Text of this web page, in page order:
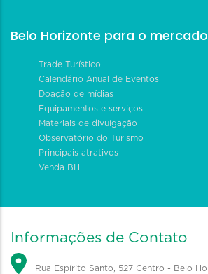
Belo Horizonte para o mercado
Trade Turístico
Calendário Anual de Eventos
Doação de mídias
Equipamentos e serviços
Materiais de divulgação
Observatório do Turismo
Principais atrativos
Venda BH
Informações de Contato
Rua Espírito Santo, 527 Centro - Belo